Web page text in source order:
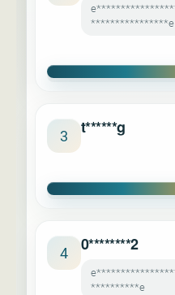
****************e
3 t******g
4 0********2
**********e